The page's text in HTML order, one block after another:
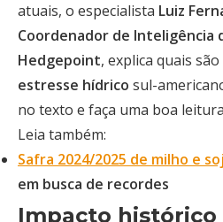
atuais, o especialista Luiz
Coordenador de Inteligência
Hedgepoint, explica quais
estresse hídrico sul-
no texto e faça uma boa
Leia também:
Safra 2024/2025 de milho e
em busca de recordes
Impacto histórico